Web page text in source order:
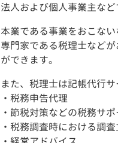
法人および個人事業主な
本業である事業をおこな
専門家である税理士など
ができます。
また、税理士は記帳代行サ
・税務申告代理
・節税対策などの税務サポ
・税務調査時における調